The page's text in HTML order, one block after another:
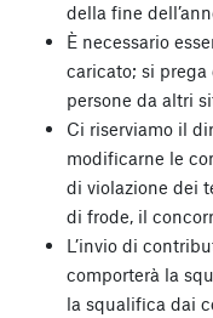
della fine
È necessario
caricato; si
persone da altri
Ci riserviamo il
modificarne le
di violazione dei
di frode, il
L’invio di
comporterà la
la squalifica dai